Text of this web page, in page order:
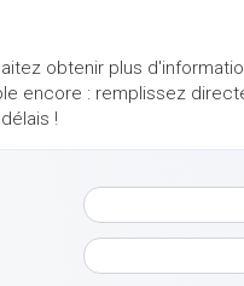
obtenir plus
encore : remplissez
!